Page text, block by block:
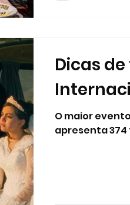
Dicas
O maior
apresenta 374